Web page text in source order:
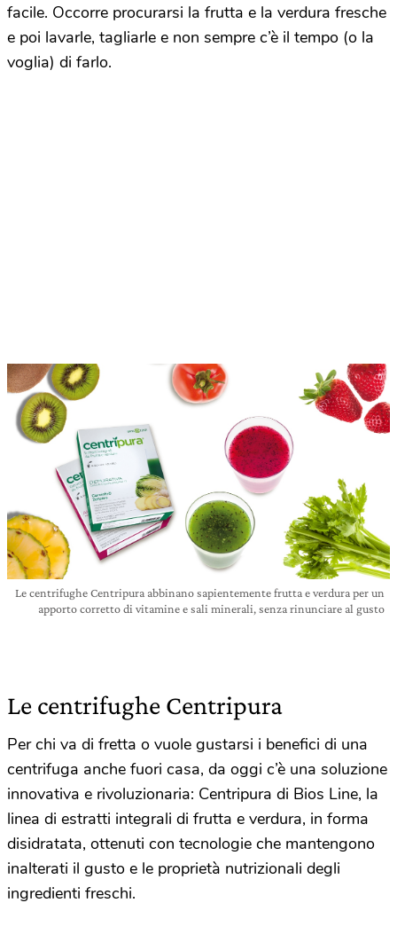
facile. Occorre procurarsi la frutta e la verdura fresche
e poi lavarle, tagliarle e non sempre c’è il tempo (o la
voglia) di farlo.
Le centrifughe Centripura abbinano sapientemente frutta e verdura per un
apporto corretto di vitamine e sali minerali, senza rinunciare al gusto
Le centrifughe Centripura
Per chi va di fretta o vuole gustarsi i benefici di una
centrifuga anche fuori casa, da oggi c’è una soluzione
innovativa e rivoluzionaria: Centripura di Bios Line, la
linea di estratti integrali di frutta e verdura, in forma
disidratata, ottenuti con tecnologie che mantengono
inalterati il gusto e le proprietà nutrizionali degli
ingredienti freschi.